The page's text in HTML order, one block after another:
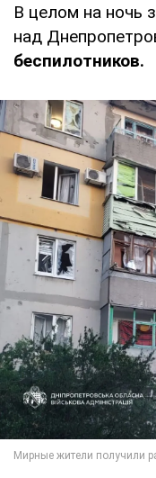
В целом на ночь
над
беспилотников.